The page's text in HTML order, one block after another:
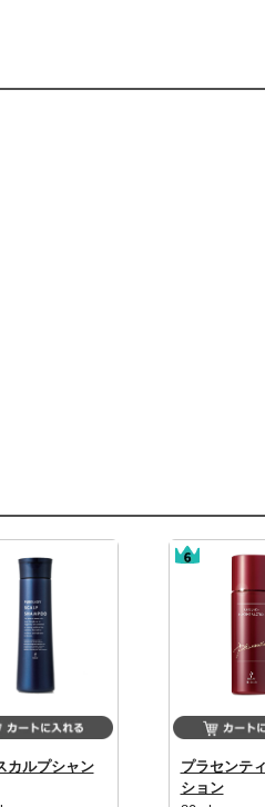
カルプシャン
プラセンテ
ション